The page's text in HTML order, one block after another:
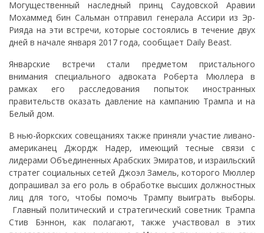
Могущественный наследный принц Саудовской Аравии
Мохаммед бин Сальман отправил генерала Ассири из Эр-
Рияда на эти встречи, которые состоялись в течение двух
дней в начале января 2017 года, сообщает Daily Beast.
Январские встречи стали предметом пристального
внимания специального адвоката Роберта Мюллера в
рамках его расследования попыток иностранных
правительств оказать давление на кампанию Трампа и на
Белый дом.
В нью-йоркских совещаниях также приняли участие ливано-
американец Джордж Надер, имеющий тесные связи с
лидерами Объединенных Арабских Эмиратов, и израильский
стратег социальных сетей Джоэл Замель, которого Мюллер
допрашивал за его роль в обработке высших должностных
лиц для того, чтобы помочь Трампу выиграть выборы.
Главный политический и стратегический советник Трампа
Стив Бэннон, как полагают, также участвовал в этих